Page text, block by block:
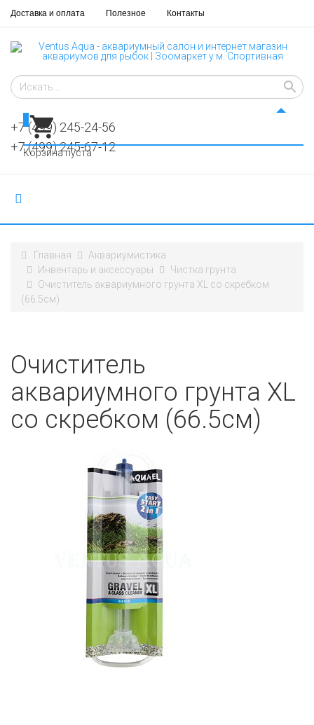
Доставка и оплата Полезное Контакты
+7 (499) 245-24-56
+7 (499) 245-67-12
Корзина пуста
Главная
Аквариумистика
Инвентарь и аксессуары
Чистка грунта
Очиститель аквариумного грунта XL со скребком
(66.5см)
Очиститель
аквариумного грунта XL
со скребком (66.5см)